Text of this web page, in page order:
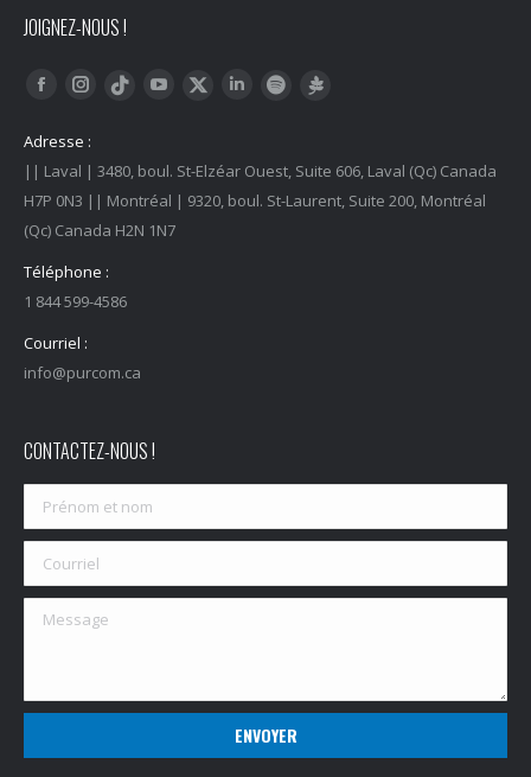
JOIGNEZ-NOUS !
Trouvez nous sur :
FacebookInstagram
Tiktok YouTubeTwitter LinkedInSpotify
Adresse :
|| Laval | 3480, boul. St-Elzéar Ouest, Suite 606, Laval (Qc) Canada
H7P 0N3 || Montréal | 9320, boul. St-Laurent, Suite 200, Montréal
(Qc) Canada H2N 1N7
Téléphone :
1 844 599-4586
Courriel :
info@purcom.ca
CONTACTEZ-NOUS !